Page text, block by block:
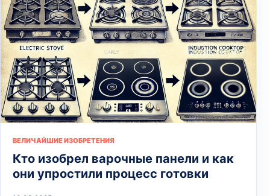
ВЕЛИЧАЙШИЕ ИЗОБРЕТЕНИЯ
Кто изобрел варочные панели и как
они упростили процесс готовки